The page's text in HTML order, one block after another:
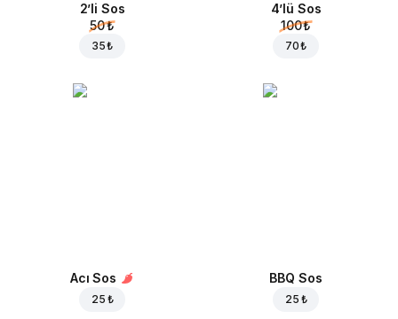
2’li Sos
50 ₺
35 ₺
4’lü Sos
100 ₺
70 ₺
Acı Sos
25 ₺
BBQ Sos
25 ₺